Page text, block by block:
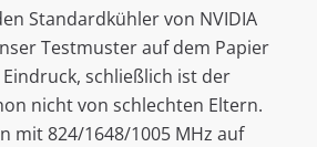
Standardkühler von NVIDIA
Testmuster auf dem Papier
schließlich ist der
nicht von schlechten Eltern.
mit 824/1648/1005 MHz auf